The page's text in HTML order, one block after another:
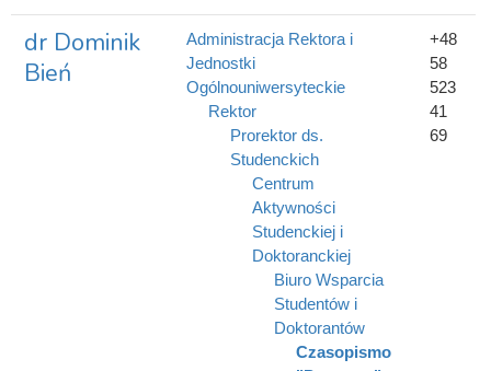
dr Dominik
Bień
+48
58
523
41
69
Administracja Rektora i
Jednostki
Ogólnouniwersyteckie
Rektor
Prorektor ds.
Studenckich
Centrum
Aktywności
Studenckiej i
Doktoranckiej
Biuro Wsparcia
Studentów i
Doktorantów
Czasopismo